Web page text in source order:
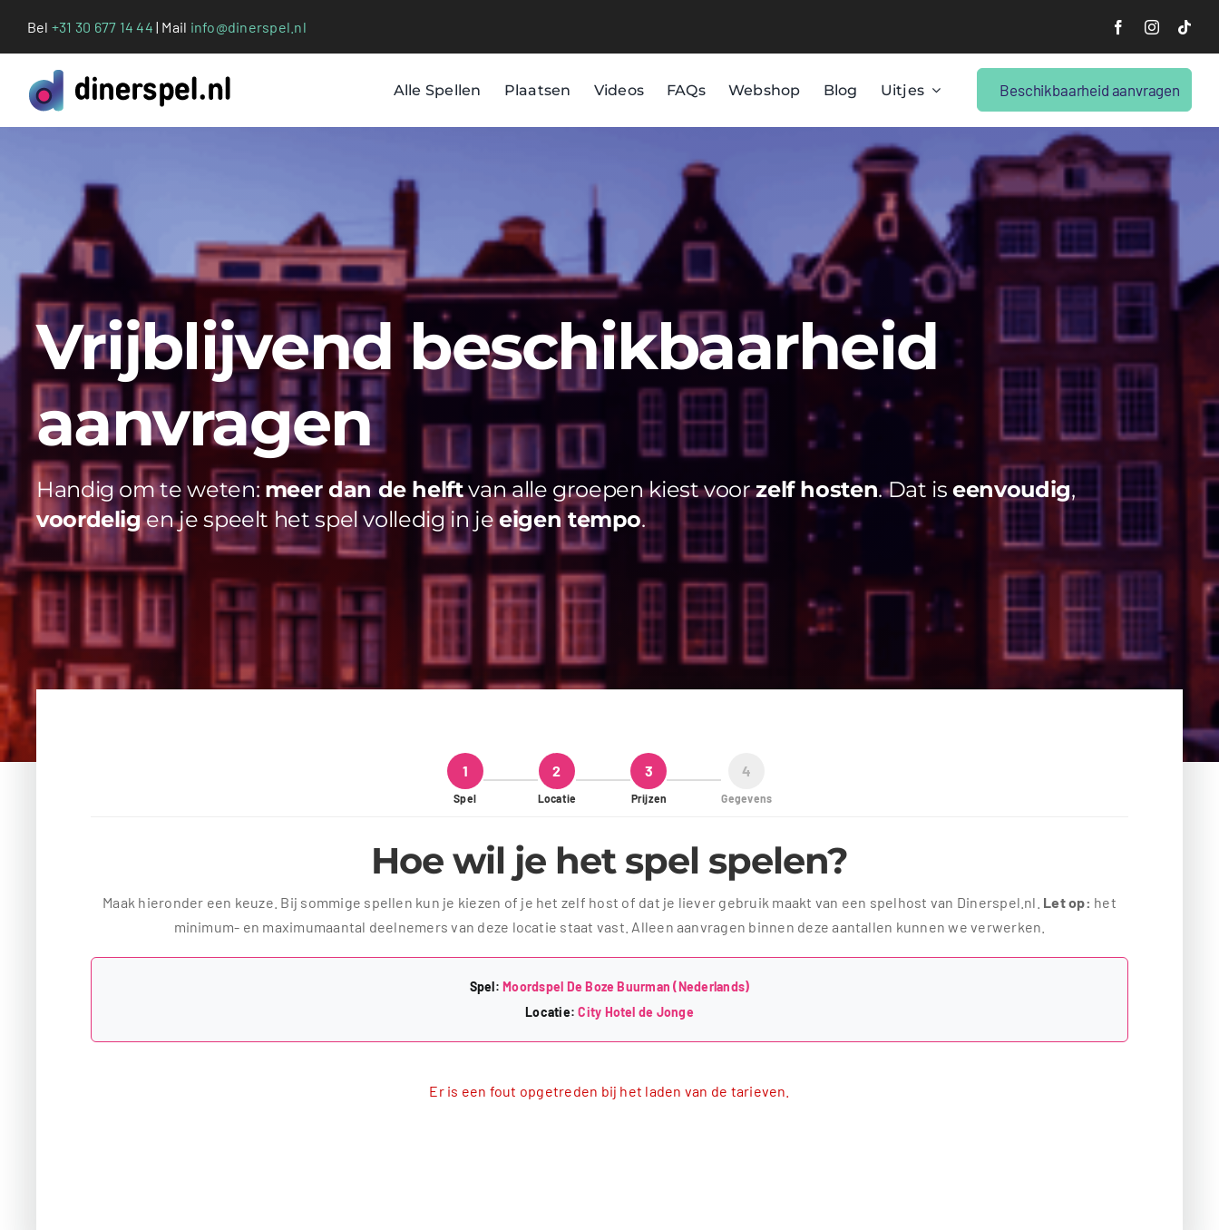
Bel +31 30 677 14 44 | Mail info@dinerspel.nl
Alle Spellen Plaatsen Videos FAQs Webshop Blog Uitjes Beschikbaarheid aanvragen
Vrijblijvend beschikbaarheid
aanvragen
Handig om te weten: meer dan de helftvan alle groepen kiest voorzelf hosten. Dat iseenvoudig,
voordeligen je speelt het spel volledig in jeeigen tempo.
1
Spel
2
Locatie
3
Prijzen
4
Gegevens
Hoe wil je het spel spelen?
Maak hieronder een keuze. Bij sommige spellen kun je kiezen of je het zelf host of dat je liever gebruik maakt van een spelhost van Dinerspel.nl. Let op: het
minimum- en maximumaantal deelnemers van deze locatie staat vast. Alleen aanvragen binnen deze aantallen kunnen we verwerken.
Spel: Moordspel De Boze Buurman (Nederlands)
Locatie: City Hotel de Jonge
Er is een fout opgetreden bij het laden van de tarieven.